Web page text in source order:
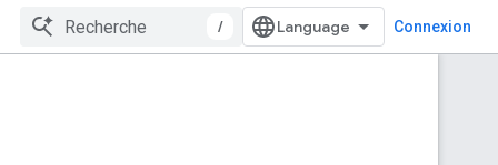
/ Connexion